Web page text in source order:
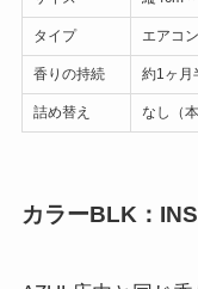
タイプ エアコ
香りの持続 約1ヶ月
詰め替え なし（
カラーBLK：